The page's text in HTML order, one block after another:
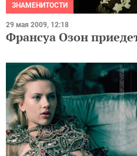
ЗНАМЕНИТОСТИ
29 мая 2009, 12:18
Франсуа Озон